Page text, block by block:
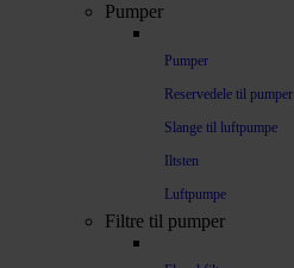
Pumper
Pumper
Reservedele til pumper
Slange til luftpumpe
Iltsten
Luftpumpe
Filtre til pumper